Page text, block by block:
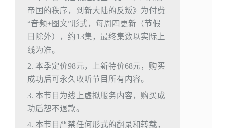
帝国的秩序，到新大陆的反叛》为付费
“音频+图文”形式，每周四更新（节假
日除外），约13集，最终集数以实际上
线为准。
2. 本季定价98元，上新特价68元，购买
成功后可永久收听节目所有内容。
3. 本节目为线上虚拟服务内容，购买成
功后恕不退款。
4. 本节目严禁任何形式的翻录和转载，